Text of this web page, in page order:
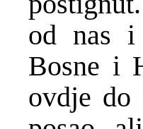
od nas i
Bosne i
ovdje do